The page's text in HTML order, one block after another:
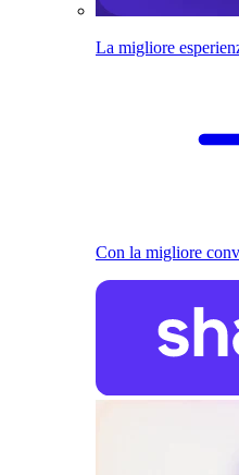
La migliore
Con la migliore